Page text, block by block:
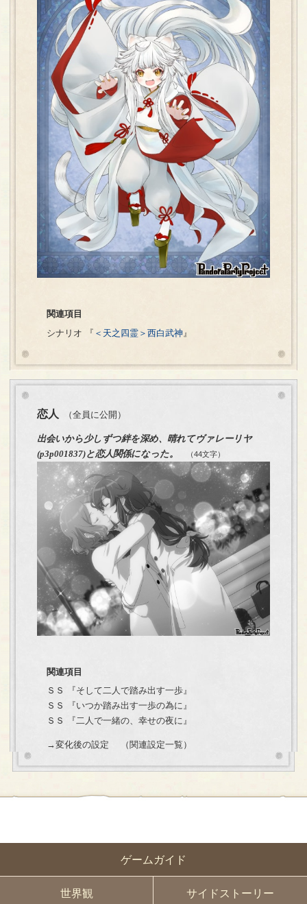
ゲームガイド
世界観 サイドストーリー
関連項目
シナリオ 『 ＜天之四霊＞西白武神 』
恋人 （全員に公開）
出会いから少しずつ絆を深め、晴れてヴァレーリヤ
(p3p001837)と恋人関係になった。
（44文字）
関連項目
ＳＳ 『そして二人で踏み出す一歩』
ＳＳ 『いつか踏み出す一歩の為に』
ＳＳ 『二人で一緒の、幸せの夜に』
→変化後の設定 （ 関連設定一覧 ）